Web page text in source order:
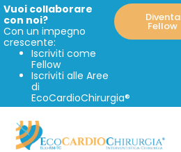
Vuoi collaborare
con noi?
Con un impegno
crescente:
Iscriviti come
Fellow
Iscriviti alle Aree
di
EcoCardioChirurgia®
Diventa
Fellow